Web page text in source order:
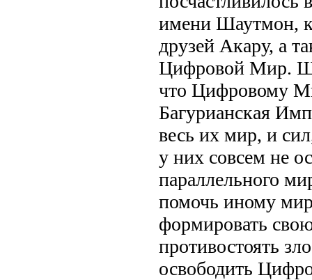
имени Шаутмон,
друзей Акару, а
Цифровой Мир.
что Цифровому
Багурианская
весь их мир, и
у них совсем не
параллельного
помочь иному
формировать
противостоять
освободить